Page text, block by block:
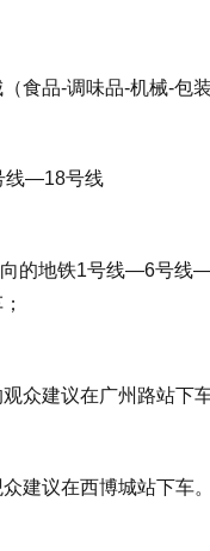
（食品-调味品-机械-包装
—18号线
的地铁1号线—6号线
众建议在广州路站下车
建议在西博城站下车。